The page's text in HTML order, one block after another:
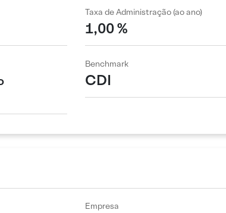
Taxa de Administração (ao ano)
1,00 %
Benchmark
CDI
Empresa